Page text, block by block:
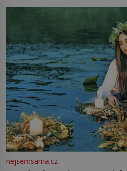
milostpaní. Stačí jenom na
množství růžového mušelínu.
nejsemsama.cz